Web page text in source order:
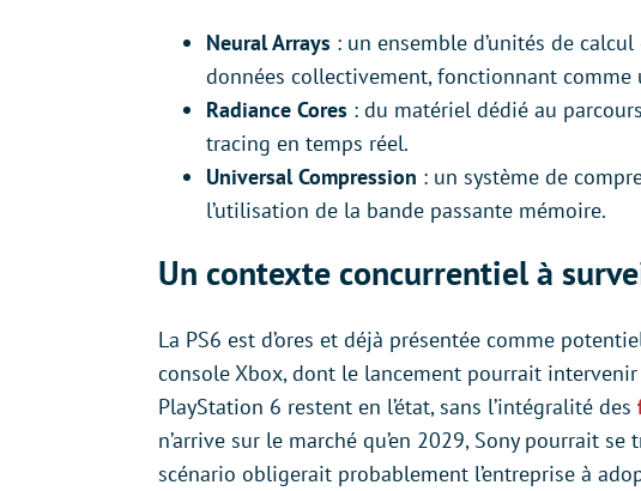
Neural Arrays : un ensemble d’unités de
données collectivement, fonctionnant
Radiance Cores : du matériel dédié au
tracing en temps réel.
Universal Compression : un système de
l’utilisation de la bande passante mémoire.
Un contexte concurrentiel à
La PS6 est d’ores et déjà présentée comme
console Xbox, dont le lancement pourrait
PlayStation 6 restent en l’état, sans l’intégralité des
n’arrive sur le marché qu’en 2029, Sony pourrait
scénario obligerait probablement l’entreprise à